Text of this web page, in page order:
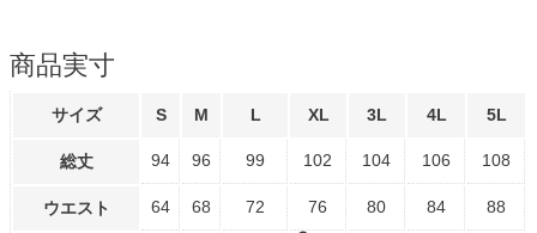
商品実寸
サイズ S M L XL 3L 4L 5L
総丈 94 96 99 102 104 106 108
ウエスト 64 68 72 76 80 84 88